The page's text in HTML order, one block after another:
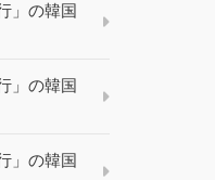
」の韓国
」の韓国
」の韓国